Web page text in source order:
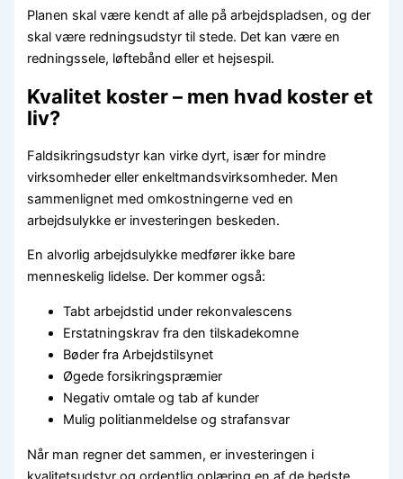
Planen skal være kendt af alle på arbejdspladsen, og der
skal være redningsudstyr til stede. Det kan være en
redningssele, løftebånd eller et hejsespil.
Kvalitet koster – men hvad koster et
liv?
Faldsikringsudstyr kan virke dyrt, især for mindre
virksomheder eller enkeltmandsvirksomheder. Men
sammenlignet med omkostningerne ved en
arbejdsulykke er investeringen beskeden.
En alvorlig arbejdsulykke medfører ikke bare
menneskelig lidelse. Der kommer også:
Tabt arbejdstid under rekonvalescens
Erstatningskrav fra den tilskadekomne
Bøder fra Arbejdstilsynet
Øgede forsikringspræmier
Negativ omtale og tab af kunder
Mulig politianmeldelse og strafansvar
Når man regner det sammen, er investeringen i